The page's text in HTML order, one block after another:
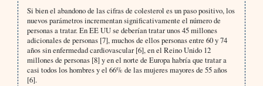
Si bien el abandono de las cifras de colesterol es un paso positivo, los
nuevos parámetros incrementan significativamente el número de
personas a tratar. En EE UU se deberían tratar unos 45 millones
adicionales de personas [7], muchos de ellos personas entre 60 y 74
años sin enfermedad cardiovascular [6], en el Reino Unido 12
millones de personas [8] y en el norte de Europa habría que tratar a
casi todos los hombres y el 66% de las mujeres mayores de 55 años
[6].